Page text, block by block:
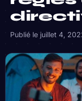
Publié le juillet 4,